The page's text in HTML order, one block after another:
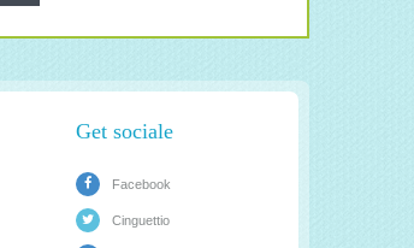
Get sociale
Facebook
Cinguettio